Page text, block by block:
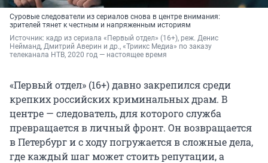
Суровые следователи из сериалов снова в центре внимания:
зрителей тянет к честным и напряженным историям
Источник: кадр из сериала «Первый отдел» (16+), реж. Денис
Нейманд, Дмитрий Аверин и др., «Триикс Медиа» по заказу
телеканала НТВ, 2020 год — настоящее время
«Первый отдел» (16+) давно закрепился среди
крепких российских криминальных драм. В
центре — следователь, для которого служба
превращается в личный фронт. Он возвращается
в Петербург и с ходу погружается в сложные дела,
где каждый шаг может стоить репутации, а